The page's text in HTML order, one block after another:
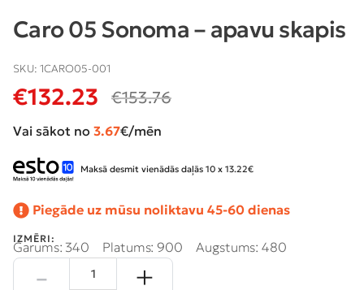
Caro 05 Sonoma – apavu skapis
SKU: 1CARO05-001
€132.23 €153.76
Vai sākot no 3.67€/mēn
Maksā desmit vienādās daļās 10 x 13.22€
Piegāde uz mūsu noliktavu 45-60 dienas
IZMĒRI:
Garums: 340 Platums: 900 Augstums: 480